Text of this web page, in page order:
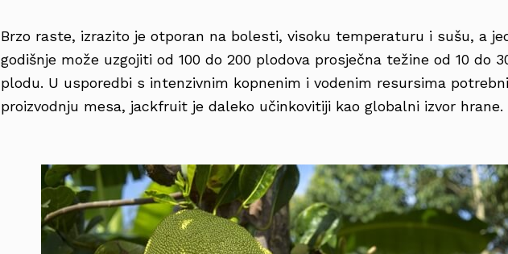
Brzo raste, izrazito je otporan na bolesti, visoku temperaturu i sušu, a
godišnje može uzgojiti od 100 do 200 plodova prosječna težine od 10 do
plodu. U usporedbi s intenzivnim kopnenim i vodenim resursima
proizvodnju mesa, jackfruit je daleko učinkovitiji kao globalni izvor hrane.